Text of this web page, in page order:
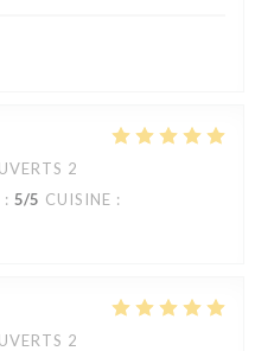
2
: 5/5 CUISINE :
2